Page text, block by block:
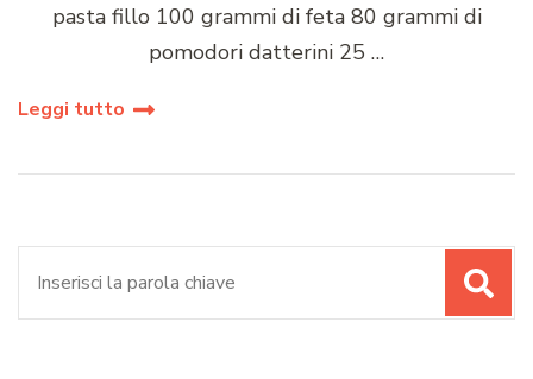
pasta fillo 100 grammi di feta 80 grammi di
pomodori datterini 25 …
Leggi tutto